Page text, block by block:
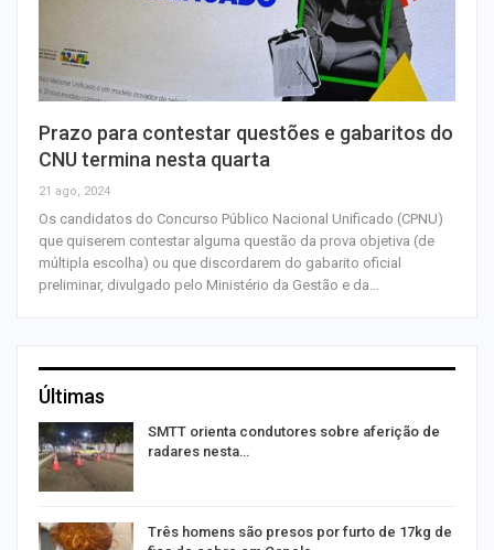
Prazo para contestar questões e gabaritos do
CNU termina nesta quarta
21 ago, 2024
Os candidatos do Concurso Público Nacional Unificado (CPNU)
que quiserem contestar alguma questão da prova objetiva (de
múltipla escolha) ou que discordarem do gabarito oficial
preliminar, divulgado pelo Ministério da Gestão e da…
Últimas
SMTT orienta condutores sobre aferição de
radares nesta…
Três homens são presos por furto de 17kg de